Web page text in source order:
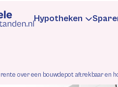
Hypotheken
rente over een bouwdepot aftrekbaar en